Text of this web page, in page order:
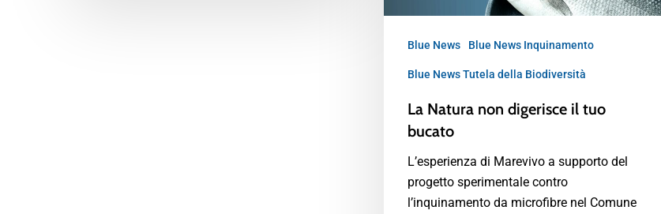
Blue News Blue News Inquinamento
Blue News Tutela della Biodiversità
La Natura non digerisce il tuo
bucato
L’esperienza di Marevivo a supporto del
progetto sperimentale contro
l’inquinamento da microfibre nel Comune